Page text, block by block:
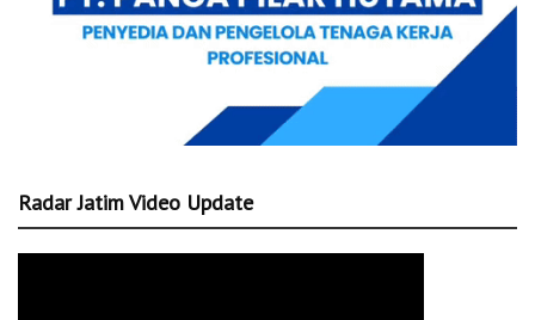
Radar Jatim Video Update